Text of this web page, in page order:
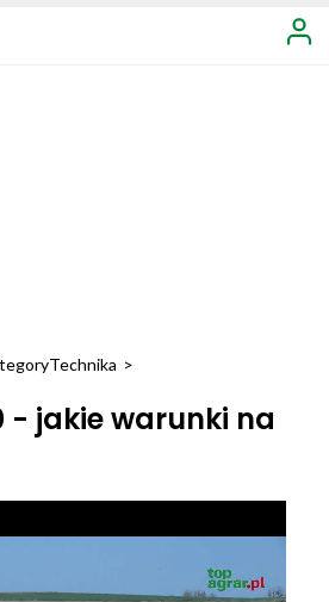
Technika >
- jakie warunki na